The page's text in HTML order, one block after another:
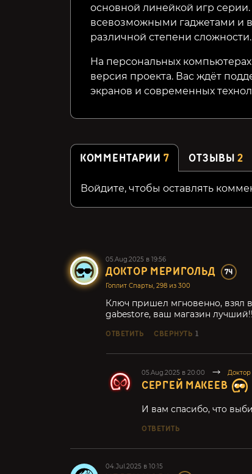
основной линейкой игр серии.
всевозможными гаджетами и
различной степени сложности.
На персональных
версия проекта. Вас ждёт
экранов и современных
КОММЕНТАРИИ 7 ОТЗЫВЫ2
Войдите, чтобы оставлять
05.Aug.2025 в 19:56
ДОКТОР МЕРИГОЛЬД 74
Гоплит Спарты, 298 из 300
Ключ пришел мгновенно, взял
gabestore, ваш магазин
ОТВЕТИТЬ СВЕРНУТЬ 1
05.Aug.2025 в 20:00
СЕРГЕЙ МАКЕЕВ
И вам спасибо, что
ОТВЕТИТЬ
04.Jul.2025 в 10:15